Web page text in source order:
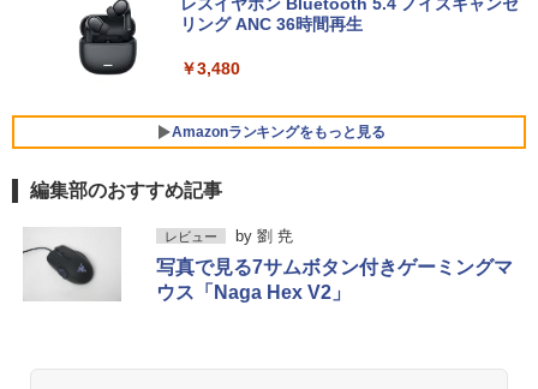
ntium GOLD 6500Y メモリ12GB SSD25
設定済み 15.6インチ フルHD ノートPC
初心者 学生 在宅ワーク テンキー Wi-Fi
￥30,800
FUJITSU LIFEBOOK S937 Core i5 20G
B 新品SSD2TB スーパーマルチ 無線LAN
フルHD Windows10 64bit WPS Office
13.3インチ 中古パソコン ノートパソコン
パナソニック PT-VMZ51J 液晶プロジェ
クター
￥345,800
リング ANC 36時間再生
￥3,480
Amazonランキングをもっと見る
BRUCE WAYNE feat. Flo Milli, ATL Jacob
[Explicit]
￥250
【Amazon.co.jp限定】 い・ろ・は・す 2L P
ET ラベルレス ×8本
￥1,112
薬屋のひとりごと 17巻 (デジタル版ビッグガ
ンガンコミックス)
￥770
編集部のおすすめ記事
レビュー by 劉 尭
写真で見る7サムボタン付きゲーミングマ
ウス「Naga Hex V2」